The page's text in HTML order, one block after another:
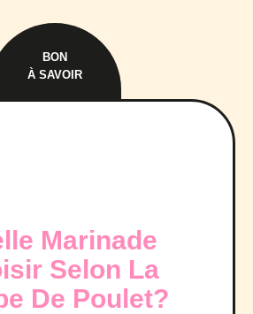
BON
À SAVOIR
Marinade
Selon La
De Poulet?